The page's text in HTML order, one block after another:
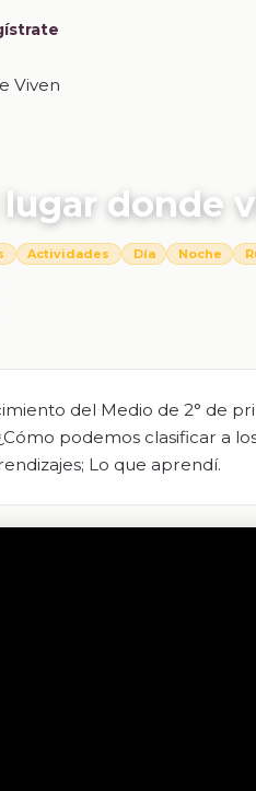
Viven
lugar donde
Actividades Día Noche
del Medio de 2° de
podemos clasificar a
Lo que aprendí.